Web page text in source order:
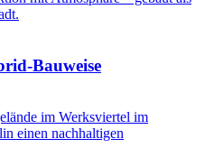
Bauweise
im Werksviertel im
einen nachhaltigen